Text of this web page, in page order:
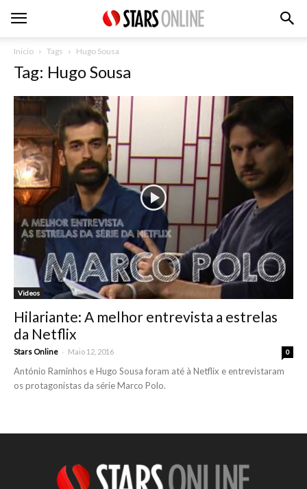
Inicio Tags Hugo Sousa
Tag: Hugo Sousa
Videos
Hilariante: A melhor entrevista a estrelas
da Netflix
Stars Online - Maio 12, 2016 0
António Raminhos e Hugo Sousa foram até à Netflix e entrevistaram
os protagonistas da série Marco Polo.